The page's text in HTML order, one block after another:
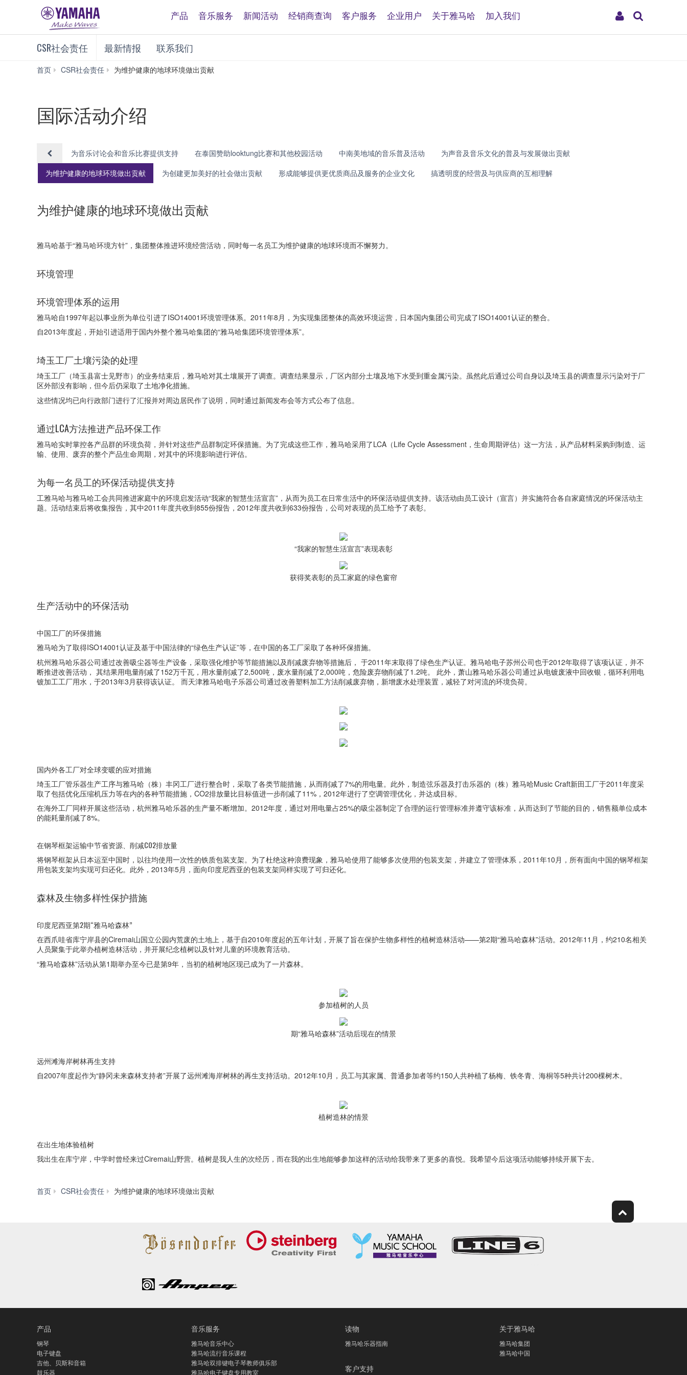
My
产品 音乐服务 新闻活动 经销商查询 客户服务 企业用户 关于雅马哈 加入我们
CSR社会责任 最新情报 联系我们
首页 CSR社会责任 为维护健康的地球环境做出贡献
国际活动介绍
为音乐讨论会和音乐比赛提供支持 在泰国赞助looktung比赛和其他校园活动 中南美地域的音乐普及活动
为声音及音乐文化的普及与发展做出贡献
为维护健康的地球环境做出贡献
为创建更加美好的社会做出贡献 形成能够提供更优质商品及服务的企业文化 搞透明度的经营及与供应商的互相理解
为维护健康的地球环境做出贡献
雅马哈基于“雅马哈环境方针”，集团整体推进环境经营活动，同时每一名员工为维护健康的地球环境而不懈努力。
环境管理
环境管理体系的运用
雅马哈自1997年起以事业所为单位引进了ISO14001环境管理体系。2011年8月，为实现集团整体的高效环境运营，日本国内集团公司完成了ISO14001认证的整合。
自2013年度起，开始引进适用于国内外整个雅马哈集团的“雅马哈集团环境管理体系”。
埼玉工厂土壤污染的处理
埼玉工厂（埼玉县富士见野市）的业务结束后，雅马哈对其土壤展开了调查。调查结果显示，厂区内部分土壤及地下水受到重金属污染。虽然此后通过公司自身以及埼玉县的调查显示污染对于厂
区外部没有影响，但今后仍采取了土地净化措施。
这些情况均已向行政部门进行了汇报并对周边居民作了说明，同时通过新闻发布会等方式公布了信息。
通过LCA方法推进产品环保工作
雅马哈实时掌控各产品群的环境负荷，并针对这些产品群制定环保措施。为了完成这些工作，雅马哈采用了LCA（Life Cycle Assessment，生命周期评估）这一方法，从产品材料采购到制造、运
输、使用、废弃的整个产品生命周期，对其中的环境影响进行评估。
为每一名员工的环保活动提供支持
工雅马哈与雅马哈工会共同推进家庭中的环境启发活动“我家的智慧生活宣言”，从而为员工在日常生活中的环保活动提供支持。该活动由员工设计（宣言）并实施符合各自家庭情况的环保活动主
题。活动结束后将收集报告，其中2011年度共收到855份报告，2012年度共收到633份报告，公司对表现的员工给予了表彰。
“我家的智慧生活宣言”表现表彰
获得奖表彰的员工家庭的绿色窗帘
生产活动中的环保活动
中国工厂的环保措施
雅马哈为了取得ISO14001认证及基于中国法律的“绿色生产认证”等，在中国的各工厂采取了各种环保措施。
杭州雅马哈乐器公司通过改善吸尘器等生产设备，采取强化维护等节能措施以及削减废弃物等措施后， 于2011年末取得了绿色生产认证。雅马哈电子苏州公司也于2012年取得了该项认证，并不
断推进改善活动， 其结果用电量削减了152万千瓦，用水量削减了2,500吨，废水量削减了2,000吨，危险废弃物削减了1.2吨。 此外，萧山雅马哈乐器公司通过从电镀废液中回收银，循环利用电
镀加工工厂用水，于2013年3月获得该认证。 而天津雅马哈电子乐器公司通过改善塑料加工方法削减废弃物，新增废水处理装置，减轻了对河流的环境负荷。
国内外各工厂对全球变暖的应对措施
埼玉工厂管乐器生产工序与雅马哈（株）丰冈工厂进行整合时，采取了各类节能措施，从而削减了7%的用电量。此外，制造弦乐器及打击乐器的（株）雅马哈Music Craft新田工厂于2011年度采
取了包括优化压缩机压力等在内的各种节能措施，CO2排放量比目标值进一步削减了11%，2012年进行了空调管理优化，并达成目标。
在海外工厂同样开展这些活动，杭州雅马哈乐器的生产量不断增加。2012年度，通过对用电量占25%的吸尘器制定了合理的运行管理标准并遵守该标准，从而达到了节能的目的，销售额单位成本
的能耗量削减了8%。
在钢琴框架运输中节省资源、削减CO2排放量
将钢琴框架从日本运至中国时，以往均使用一次性的铁质包装支架。为了杜绝这种浪费现象，雅马哈使用了能够多次使用的包装支架，并建立了管理体系，2011年10月，所有面向中国的钢琴框架
用包装支架均实现可归还化。此外，2013年5月，面向印度尼西亚的包装支架同样实现了可归还化。
森林及生物多样性保护措施
印度尼西亚第2期“雅马哈森林”
在西爪哇省库宁岸县的Ciremai山国立公园内荒废的土地上，基于自2010年度起的五年计划，开展了旨在保护生物多样性的植树造林活动——第2期“雅马哈森林”活动。2012年11月，约210名相关
人员聚集于此举办植树造林活动，并开展纪念植树以及针对儿童的环境教育活动。
“雅马哈森林”活动从第1期举办至今已是第9年，当初的植树地区现已成为了一片森林。
参加植树的人员
期“雅马哈森林”活动后现在的情景
远州滩海岸树林再生支持
自2007年度起作为“静冈未来森林支持者”开展了远州滩海岸树林的再生支持活动。2012年10月，员工与其家属、普通参加者等约150人共种植了杨梅、铁冬青、海桐等5种共计200棵树木。
植树造林的情景
在出生地体验植树
我出生在库宁岸，中学时曾经来过Ciremai山野营。植树是我人生的次经历，而在我的出生地能够参加这样的活动给我带来了更多的喜悦。我希望今后这项活动能够持续开展下去。
首页 CSR社会责任 为维护健康的地球环境做出贡献
产品
钢琴
电子键盘
吉他、贝斯和音箱
鼓乐器
音乐服务
雅马哈音乐中心
雅马哈流行音乐课程
雅马哈双排键电子琴教师俱乐部
雅马哈电子键盘专用教室
读物
雅马哈乐器指南
客户支持
关于雅马哈
雅马哈集团
雅马哈中国